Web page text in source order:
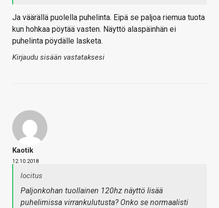
Ja väärällä puolella puhelinta. Eipä se paljoa riemua tuota
kun hohkaa pöytää vasten. Näyttö alaspäinhän ei
puhelinta pöydälle lasketa.
Kirjaudu sisään vastataksesi
Kaotik
12.10.2018
locitus
Paljonkohan tuollainen 120hz näyttö lisää
puhelimissa virrankulutusta? Onko se normaalisti